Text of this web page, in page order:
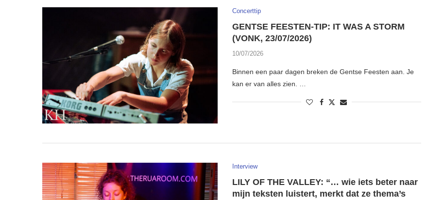
Concerttip
GENTSE FEESTEN-TIP: IT WAS A STORM
(VONK, 23/07/2026)
10/07/2026
Binnen een paar dagen breken de Gentse Feesten aan. Je
kan er van alles zien. …
Interview
LILY OF THE VALLEY: “… wie iets beter naar
mijn teksten luistert, merkt dat ze thema’s